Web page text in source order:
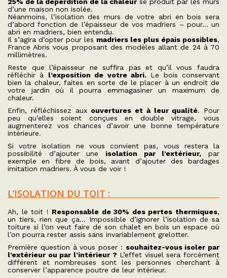
d’une maison non isolée.
Néanmoins, l’isolation des murs de votre abri en bois sera
d’abord fonction de l’épaisseur de vos madriers – pour… un
abri en madriers, bien entendu.
Il s’agira d’opter pour les madriers les plus épais possibles,
France Abris vous proposant des modèles allant de 24 à 70
millimètres.
Reste que l’épaisseur ne suffira pas et qu’il vous faudra
réfléchir à l’exposition de votre abri.Le bois conservant
bien la chaleur, faites en sorte de le placer à un endroit de
votre jardin où il pourra emmagasiner un maximum de
chaleur.
Enfin, réfléchissez aux ouvertures et à leur qualité. Pour
peu qu’elles soient conçues en double vitrage, vous
augmenterez vos chances d’avoir une bonne température
intérieure.
Si votre isolation ne vous convient pas, vous restera la
possibilité d’ajouter une isolation par l’extérieur, par
exemple en fibre de bois, avant d’ajouter des bardages
imitation madriers. À vous de voir !
L’ISOLATION DU TOIT :
Ah, le toit ! Responsable de 30% des pertes thermiques,
un tiers, rien que ça… Impossible d’ignorer l’isolation de sa
toiture si l’on veut faire de son chalet en bois un espace où
l’on pourra rester assis sans invariablement grelotter.
Première question à vous poser : souhaitez-vous isoler par
l’extérieur ou par l’intérieur ? L’effet visuel sera forcément
différent et nombreuses sont les personnes cherchant à
conserver l’apparence poutre de leur intérieur.